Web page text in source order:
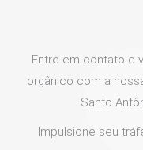
Entre em contato e
orgânico com a
Santo
Impulsione seu